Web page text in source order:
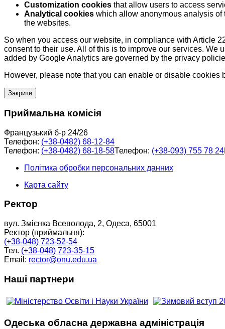
Customization cookies that allow users to access
Analytical cookies which allow anonymous analysis
the websites.
So when you access our website, in compliance with Article
consent to their use. All of this is to improve our services.
added by Google Analytics are governed by the privacy
However, please note that you can enable or disable cookies
Закрити
Приймальна комісія
Французький б-р 24/26
Телефон: (+38-0482) 68-12-84
Телефон: (+38-0482) 68-18-58Телефон: (+38-093) 755 78 24
Політика обробки персональних данних
Карта сайту
Ректор
вул. Змієнка Всеволода, 2, Одеса, 65001
Ректор (приймальня):
(+38-048) 723-52-54
Тел. (+38-048) 723-35-15
Email: rector@onu.edu.ua
Наші партнери
Одеська обласна державна адміністрація